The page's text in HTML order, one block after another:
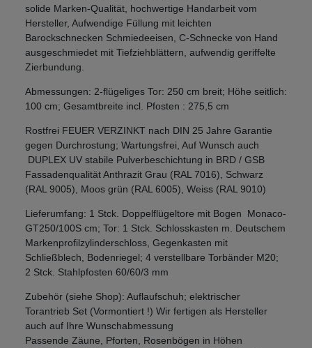
solide Marken-Qualität, hochwertige Handarbeit vom
Hersteller, Aufwendige Füllung mit leichten
Barockschnecken Schmiedeeisen, C-Schnecke von Hand
ausgeschmiedet mit Tiefziehblättern, aufwendig geriffelte
Zierbundung.
Abmessungen: 2-flügeliges Tor: 250 cm breit; Höhe seitlich:
100 cm; Gesamtbreite incl. Pfosten : 275,5 cm
Rostfrei FEUER VERZINKT nach DIN 25 Jahre Garantie
gegen Durchrostung; Wartungsfrei, Auf Wunsch auch
DUPLEX UV stabile Pulverbeschichtung in BRD / GSB
Fassadenqualität Anthrazit Grau (RAL 7016), Schwarz
(RAL 9005), Moos grün (RAL 6005), Weiss (RAL 9010)
Lieferumfang: 1 Stck. Doppelflügeltore mit Bogen Monaco-
GT250/100S cm; Tor: 1 Stck. Schlosskasten m. Deutschem
Markenprofilzylinderschloss, Gegenkasten mit
Schließblech, Bodenriegel; 4 verstellbare Torbänder M20;
2 Stck. Stahlpfosten 60/60/3 mm
Zubehör (siehe Shop): Auflaufschuh; elektrischer
Torantrieb Set (Vormontiert !) Wir fertigen als Hersteller
auch auf Ihre Wunschabmessung
Passende Zäune, Pforten, Rosenbögen in Höhen